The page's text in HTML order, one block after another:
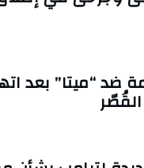
ضد “ميتا” بعد